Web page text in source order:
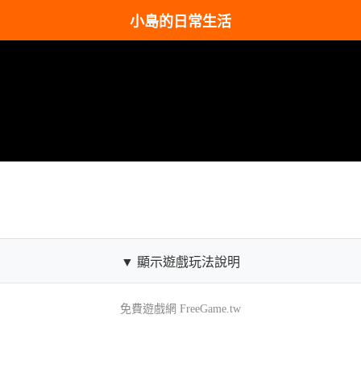
小島的日常生活
▼ 顯示遊戲玩法說明
免費遊戲網 FreeGame.tw